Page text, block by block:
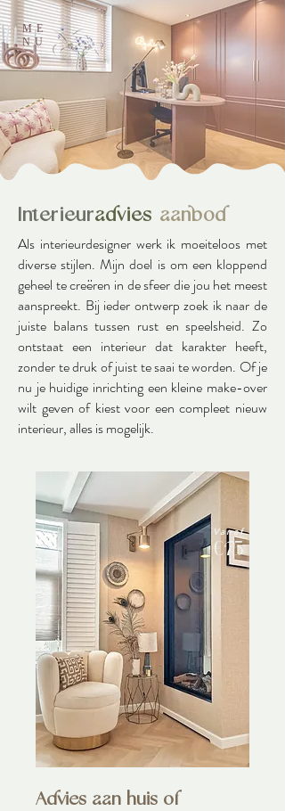
ME
NU
Interieuradvies aanbod
Als interieurdesigner werk ik moeiteloos met
diverse stijlen. Mijn doel is om een kloppend
geheel te creëren in de sfeer die jou het meest
aanspreekt. Bij ieder ontwerp zoek ik naar de
juiste balans tussen rust en speelsheid. Zo
ontstaat een interieur dat karakter heeft,
zonder te druk of juist te saai te worden. Of je
nu je huidige inrichting een kleine make-over
wilt geven of kiest voor een compleet nieuw
interieur, alles is mogelijk.
Advies aan huis of
€75
Vanaf